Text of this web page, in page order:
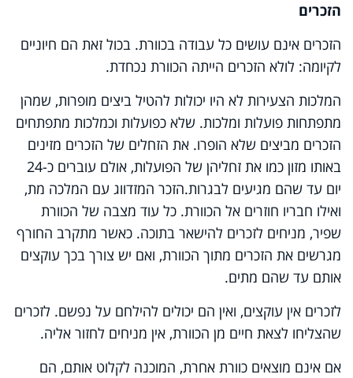
הזכרים
הזכרים אינם עושים כל עבודה בכוורת. בכול זאת הם חיוניים
לקיומה: לולא הזכרים הייתה הכוורת נכחדת.
המלכות הצעירות לא היו יכולות להטיל ביצים מופרות, שמהן
מתפתחות פועלות ומלכות. שלא כפועלות וכמלכות מתפתחים
הזכרים מביצים שלא הופרו. את הזחלים של הזכרים מזינים
באותו מזון כמו את זחליהן של הפועלות, אולם עוברים כ-24
יום עד שהם מגיעים לבגרות.הזכר המזדווג עם המלכה מת,
ואילו חבריו חוזרים אל הכוורת. כל עוד מצבה של הכוורת
שפיר, מניחים לזכרים להישאר בתוכה. כאשר מתקרב החורף
מגרשים את הזכרים מתוך הכוורת, ואם יש צורך בכך עוקצים
אותם עד שהם מתים.
לזכרים אין עוקצים, ואין הם יכולים להילחם על נפשם. לזכרים
שהצליחו לצאת חיים מן הכוורת, אין מניחים לחזור אליה.
אם אינם מוצאים כוורת אחרת, המוכנה לקלוט אותם, הם